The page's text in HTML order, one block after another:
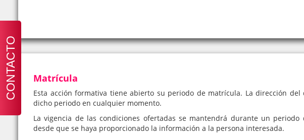
Matrícula
Esta acción formativa tiene abierto su periodo de matrícula. La dirección
dicho periodo en cualquier momento.
La vigencia de las condiciones ofertadas se mantendrá durante un periodo
desde que se haya proporcionado la información a la persona interesada.
CONTACTO